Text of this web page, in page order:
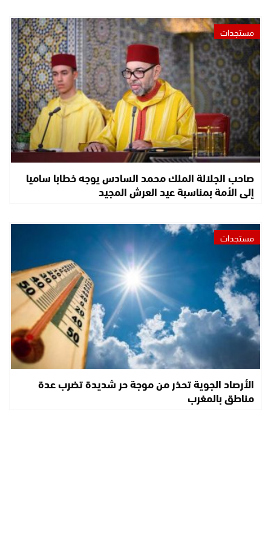
مستجدات
صاحب الجلالة الملك محمد السادس يوجه خطابا ساميا
إلى الأمة بمناسبة عيد العرش المجيد
مستجدات
الأرصاد الجوية تحذر من موجة حر شديدة تضرب عدة
مناطق بالمغرب